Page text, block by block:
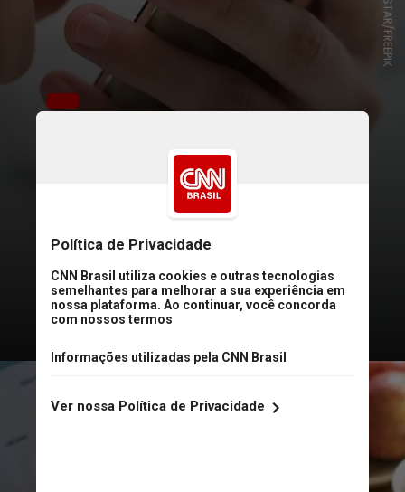
experiência do uso do boleto de
pagamento, instrumento
amplamente utilizado e objeto de
segurança ao longo dos últimos
anos”, anunciou o BC em nota